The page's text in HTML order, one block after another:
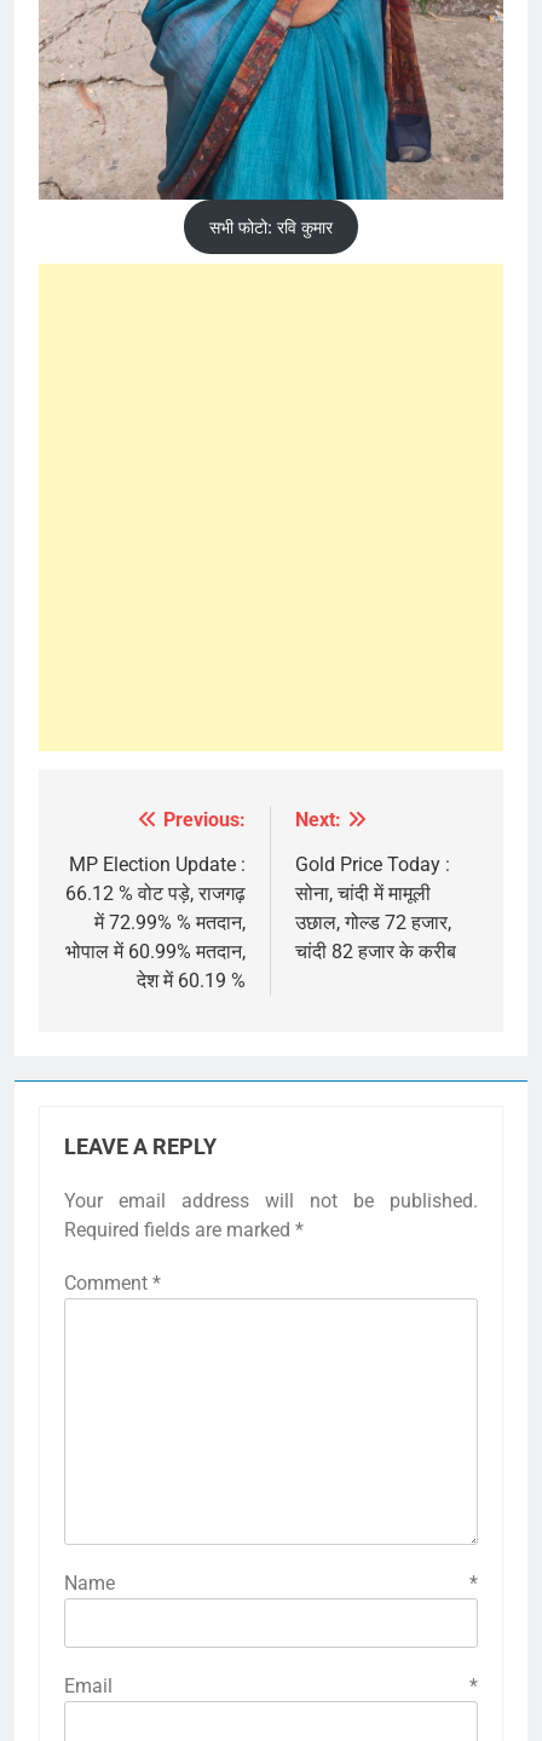
सभी फोटो: रवि कुमार
navigation
Previous:
MP Election Update :
66.12 % वोट पड़े, राजगढ़
में 72.99% % मतदान,
भोपाल में 60.99% मतदान,
देश में 60.19 %
Next:
Gold Price Today :
सोना, चांदी में मामूली
उछाल, गोल्ड 72 हजार,
चांदी 82 हजार के करीब
LEAVE A REPLY
Your email address will not be published.
Required fields are marked *
Comment *
Name *
Email *